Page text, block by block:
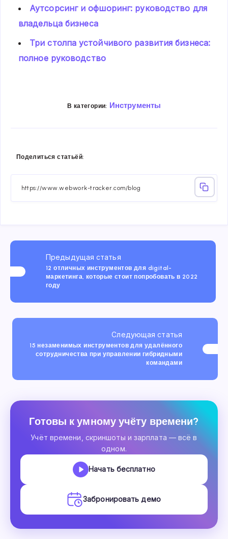
Аутсорсинг и офшоринг: руководство для
владельца бизнеса
Три столпа устойчивого развития бизнеса:
полное руководство
В категории: Инструменты
Поделиться статьёй:
Email
Предыдущая статья
12 отличных инструментов для digital-
маркетинга, которые стоит попробовать в 2022
году
Следующая статья
15 незаменимых инструментов для удалённого
сотрудничества при управлении гибридными
командами
Готовы к умному учёту времени?
Учёт времени, скриншоты и зарплата — всё в
одном.
Начать бесплатно
Забронировать демо